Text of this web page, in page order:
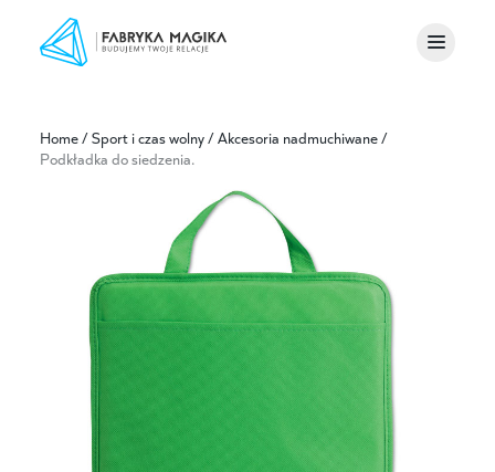
Home/Sport i czas wolny/Akcesoria nadmuchiwane/
Podkładka do siedzenia.